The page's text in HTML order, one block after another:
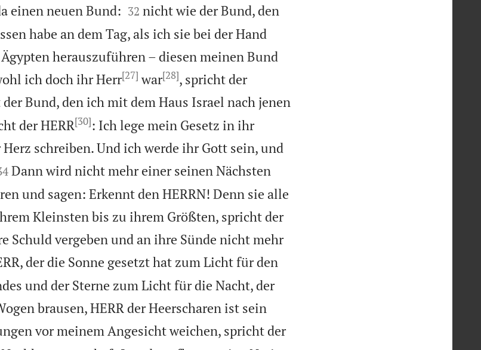
einen neuen Bund:
32 nicht wie der Bund, den
habe an dem Tag, als ich sie bei der Hand
herauszuführen – diesen meinen Bund
ich doch ihr Herr[27] war[28], spricht der
Bund, den ich mit dem Haus Israel nach jenen
der HERR[30]: Ich lege mein Gesetz in ihr
schreiben. Und ich werde ihr Gott sein, und
Dann wird nicht mehr einer seinen Nächsten
und sagen: Erkennt den HERRN! Denn sie alle
Kleinsten bis zu ihrem Größten, spricht der
Schuld vergeben und an ihre Sünde nicht mehr
der die Sonne gesetzt hat zum Licht für den
und der Sterne zum Licht für die Nacht, der
brausen, HERR der Heerscharen ist sein
vor meinem Angesicht weichen, spricht der